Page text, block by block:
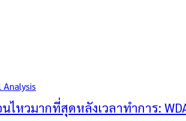
หวมากที่สุดหลังเวลาทำการ: